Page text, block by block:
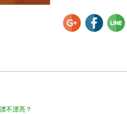
不漂亮？